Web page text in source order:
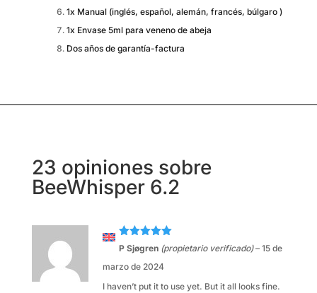
1x Manual (inglés, español, alemán, francés, búlgaro )
1x Envase 5ml para veneno de abeja
Dos años de garantía-factura
23 opiniones sobre
BeeWhisper 6.2
Valorado
con 5de 5
P Sjøgren (propietario verificado) – 15 de
marzo de 2024
I haven’t put it to use yet. But it all looks fine.